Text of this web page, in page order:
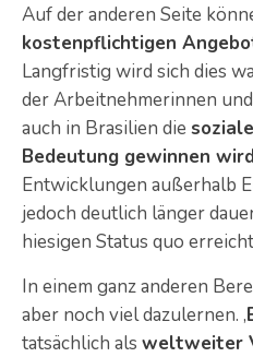
Auf der anderen Seite
kostenpflichtigen
Langfristig wird sich dies
der Arbeitnehmerinnen
auch in Brasilien die
Bedeutung gewinnen
Entwicklungen außerhalb
jedoch deutlich länger
hiesigen Status quo
In einem ganz anderen
aber noch viel dazulernen. ‚
tatsächlich als weltweiter